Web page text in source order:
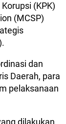
(KPK)
(MCSP)
dan
Daerah, para
pelaksanaan
dilakukan